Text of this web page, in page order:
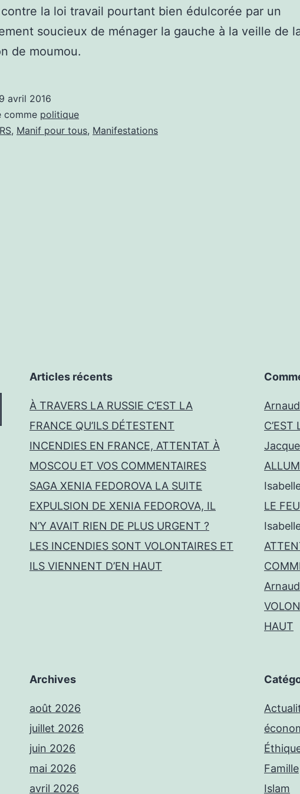
la loi travail pourtant bien édulcorée par un
soucieux de ménager la gauche à la veille de
de moumou.
avril 2016
comme politique
, Manif pour tous, Manifestations
Articles récents
À TRAVERS LA RUSSIE C’EST LA
FRANCE QU’ILS DÉTESTENT
INCENDIES EN FRANCE, ATTENTAT À
MOSCOU ET VOS COMMENTAIRES
SAGA XENIA FEDOROVA LA SUITE
EXPULSION DE XENIA FEDOROVA, IL
N’Y AVAIT RIEN DE PLUS URGENT ?
LES INCENDIES SONT VOLONTAIRES ET
ILS VIENNENT D’EN HAUT
Arnaud
C’EST
LE FEU
Arnaud
HAUT
Archives
août 2026
juillet 2026
juin 2026
mai 2026
avril 2026
Famille
Islam